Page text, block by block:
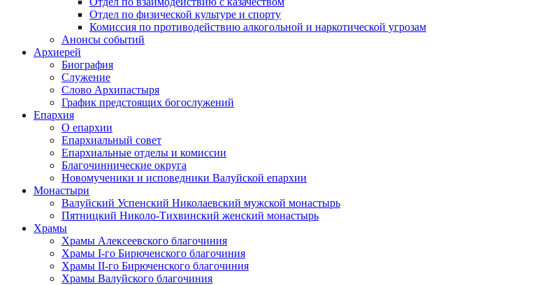
Отдел по физической культуре и спорту
Комиссия по противодействию алкогольной и наркотической угрозам
Анонсы событий
Архиерей
Биография
Служение
Слово Архипастыря
График предстоящих богослужений
Епархия
О епархии
Епархиальный совет
Епархиальные отделы и комиссии
Благочиннические округа
Новомученики и исповедники Валуйской епархии
Монастыри
Валуйский Успенский Николаевский мужской монастырь
Пятницкий Николо-Тихвинский женский монастырь
Храмы
Храмы Алексеевского благочиния
Храмы I-го Бирюченского благочиния
Храмы II-го Бирюченского благочиния
Храмы Валуйского благочиния